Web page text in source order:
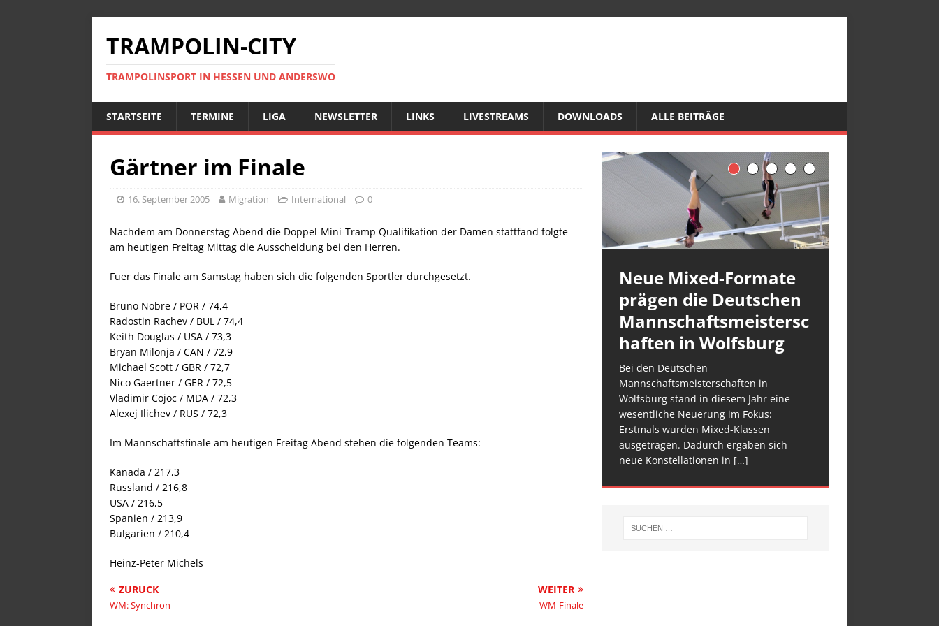
TRAMPOLIN-CITY
TRAMPOLINSPORT IN HESSEN UND ANDERSWO
STARTSEITE TERMINE LIGA NEWSLETTER LINKS LIVESTREAMS DOWNLOADS ALLE BEITRÄGE
Gärtner im Finale
16. September 2005 Migration International 0
Nachdem am Donnerstag Abend die Doppel-Mini-Tramp Qualifikation der Damen stattfand folgte
am heutigen Freitag Mittag die Ausscheidung bei den Herren.
Fuer das Finale am Samstag haben sich die folgenden Sportler durchgesetzt.
Bruno Nobre / POR / 74,4
Radostin Rachev / BUL / 74,4
Keith Douglas / USA / 73,3
Bryan Milonja / CAN / 72,9
Michael Scott / GBR / 72,7
Nico Gaertner / GER / 72,5
Vladimir Cojoc / MDA / 72,3
Alexej Ilichev / RUS / 72,3
Im Mannschaftsfinale am heutigen Freitag Abend stehen die folgenden Teams:
Kanada / 217,3
Russland / 216,8
USA / 216,5
Spanien / 213,9
Bulgarien / 210,4
Heinz-Peter Michels
ZURÜCK
WM: Synchron
WEITER
WM-Finale
Neue Mixed-Formate
prägen die Deutschen
Mannschaftsmeistersc
haften in Wolfsburg
Bei den Deutschen
Mannschaftsmeisterschaften in
Wolfsburg stand in diesem Jahr eine
wesentliche Neuerung im Fokus:
Erstmals wurden Mixed-Klassen
ausgetragen. Dadurch ergaben sich
neue Konstellationen in […]